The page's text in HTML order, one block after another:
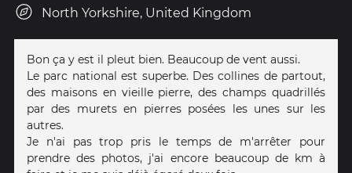
North Yorkshire, United Kingdom
Bon ça y est il pleut bien. Beaucoup de vent aussi.
Le parc national est superbe. Des collines de partout,
des maisons en vieille pierre, des champs quadrillés
par des murets en pierres posées les unes sur les
autres.
Je n'ai pas trop pris le temps de m'arrêter pour
prendre des photos, j'ai encore beaucoup de km à